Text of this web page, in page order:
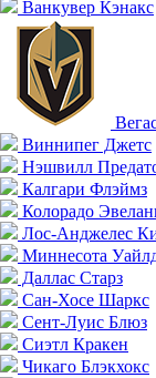
Ванкувер Кэнакс
Виннипег Джетс
Нэшвилл
Калгари Флэймз
Колорадо
Лос-Анджелес
Миннесота
Даллас Старз
Сан-Хосе Шаркс
Сент-Луис Блюз
Сиэтл Кракен
Чикаго Блэкхокс